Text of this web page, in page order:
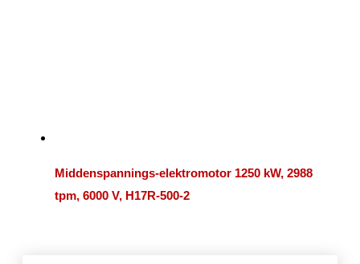
Middenspannings-elektromotor 1250 kW, 2988
tpm, 6000 V, H17R-500-2